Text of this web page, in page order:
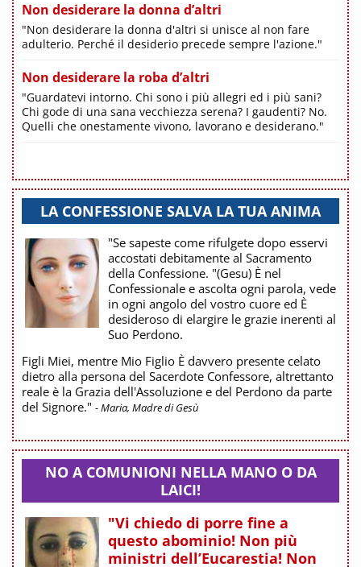
Non desiderare la donna d’altri
"Non desiderare la donna d'altri si unisce al non fare
adulterio. Perché il desiderio precede sempre l'azione."
Non desiderare la roba d’altri
"Guardatevi intorno. Chi sono i più allegri ed i più sani?
Chi gode di una sana vecchiezza serena? I gaudenti? No.
Quelli che onestamente vivono, lavorano e desiderano."
LA CONFESSIONE SALVA LA TUA ANIMA
"Se sapeste come rifulgete dopo esservi
accostati debitamente al Sacramento
della Confessione. "(Gesu) È nel
Confessionale e ascolta ogni parola, vede
in ogni angolo del vostro cuore ed È
desideroso di elargire le grazie inerenti al
Suo Perdono.
Figli Miei, mentre Mio Figlio È davvero presente celato
dietro alla persona del Sacerdote Confessore, altrettanto
reale è la Grazia dell'Assoluzione e del Perdono da parte
del Signore." - Maria, Madre di Gesù
NO A COMUNIONI NELLA MANO O DA
LAICI!
"Vi chiedo di porre fine a
questo abominio! Non più
ministri dell’Eucarestia! Non